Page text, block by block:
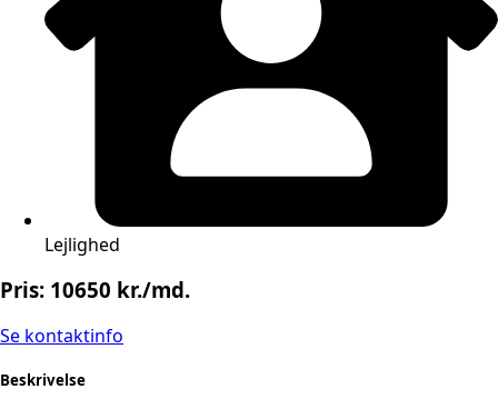
Lejlighed
Pris: 10650 kr./md.
Se kontaktinfo
Beskrivelse